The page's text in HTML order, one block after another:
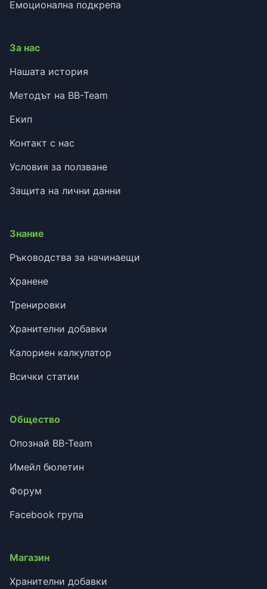
Емоционална подкрепа
За нас
Нашата история
Методът на BB-Team
Екип
Контакт с нас
Условия за ползване
Защита на лични данни
Знание
Ръководства за начинаещи
Хранене
Тренировки
Хранителни добавки
Калориен калкулатор
Всички статии
Общество
Опознай BB-Team
Имейл бюлетин
Форум
Facebook група
Магазин
Хранителни добавки